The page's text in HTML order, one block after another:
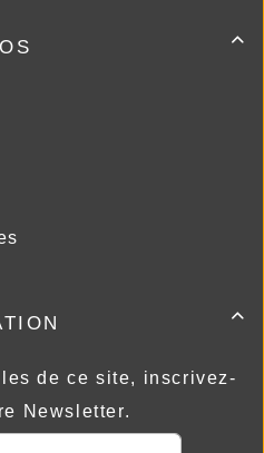


de ce site, inscrivez-
Newsletter.